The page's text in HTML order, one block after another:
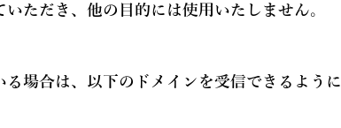
ただき、他の目的には使用いたしません。
場合は、以下のドメインを受信できるように